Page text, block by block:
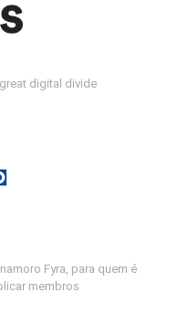
digital divide
Fyra, para quem é
membros